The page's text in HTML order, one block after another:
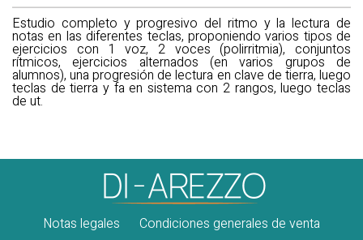
Estudio completo y progresivo del ritmo y la lectura de
notas en las diferentes teclas, proponiendo varios tipos de
ejercicios con 1 voz, 2 voces (polirritmia), conjuntos
rítmicos, ejercicios alternados (en varios grupos de
alumnos), una progresión de lectura en clave de tierra, luego
teclas de tierra y fa en sistema con 2 rangos, luego teclas
de ut.
Notas legales Condiciones generales de venta